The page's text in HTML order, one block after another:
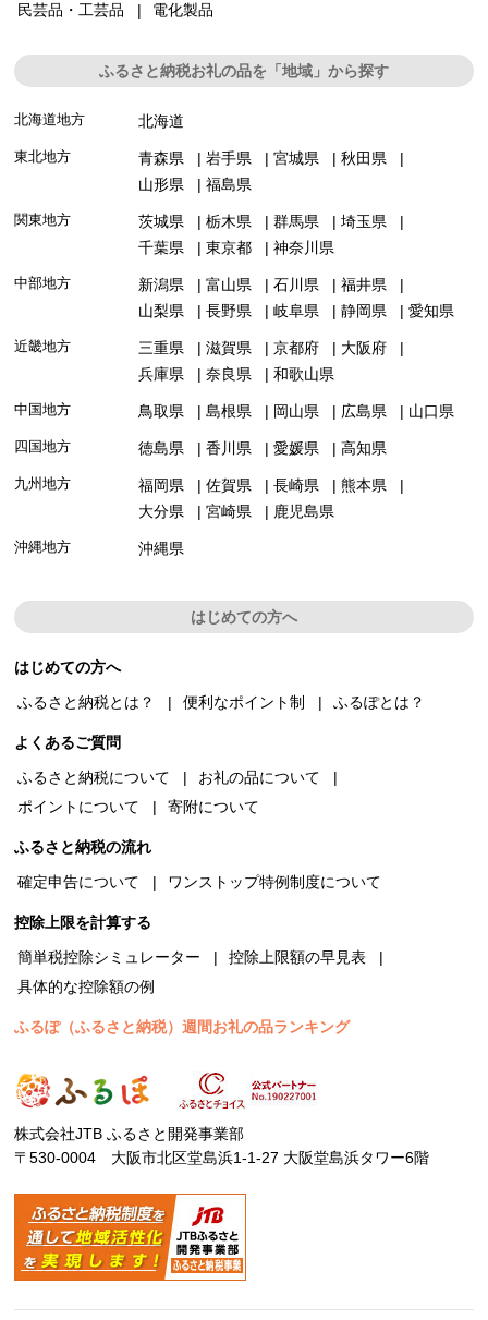
民芸品・工芸品
電化製品
ふるさと納税お礼の品を「地域」から探す
北海道地方 北海道
東北地方 青森県 岩手県 宮城県
秋田県
山形県
福島県
関東地方 茨城県 栃木県 群馬県
埼玉県
千葉県
東京都 神奈川県
中部地方 新潟県 富山県 石川県
福井県
山梨県
長野県 岐阜県 静岡県 愛知県
近畿地方 三重県 滋賀県 京都府
大阪府
兵庫県
奈良県 和歌山県
中国地方 鳥取県 島根県 岡山県 広島県 山口県
四国地方 徳島県 香川県 愛媛県 高知県
九州地方 福岡県 佐賀県 長崎県
熊本県
大分県
宮崎県 鹿児島県
沖縄地方 沖縄県
はじめての方へ
はじめての方へ
ふるさと納税とは？
便利なポイント制 ふるぽとは？
よくあるご質問
ふるさと納税について
お礼の品について
ポイントについて
寄附について
ふるさと納税の流れ
確定申告について
ワンストップ特例制度について
控除上限を計算する
簡単税控除シミュレーター
控除上限額の早見表
具体的な控除額の例
ふるぽ（ふるさと納税）週間お礼の品ランキング
株式会社JTB ふるさと開発事業部
〒530-0004 大阪市北区堂島浜1-1-27 大阪堂島浜タワー6階